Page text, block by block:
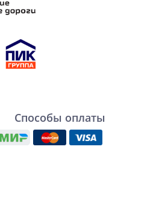
Способы оплаты